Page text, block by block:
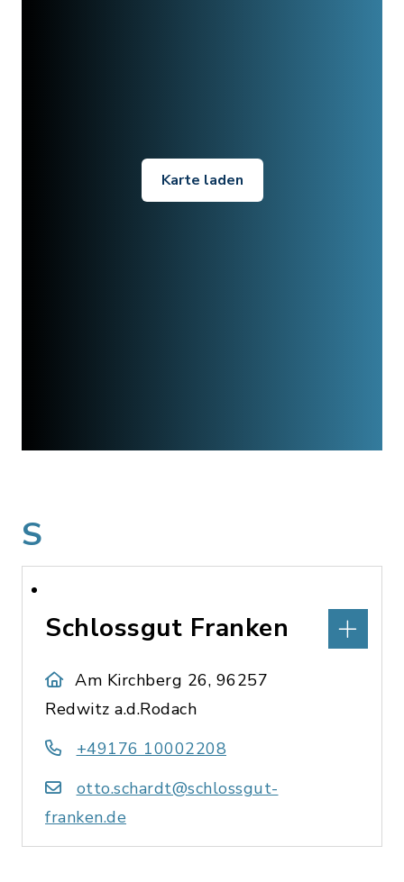
Karte laden
S
Schlossgut Franken
Am Kirchberg 26, 96257
Redwitz a.d.Rodach
+49176 10002208
otto.schardt@schlossgut-
franken.de